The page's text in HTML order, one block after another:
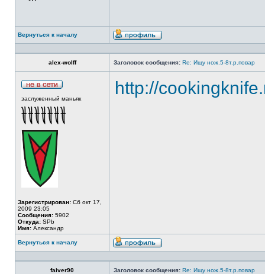
Вернуться к началу
alex-wolff Заголовок сообщения: Re: Ищу нож.5-8т.р.повар
заслуженный маньяк
Зарегистрирован: Сб окт 17,
2009 23:05
Сообщения: 5902
Откуда: SPb
Имя: Александр
http://
Вернуться к началу
faiver90 Заголовок сообщения: Re: Ищу нож.5-8т.р.повар